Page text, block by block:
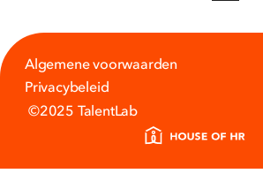
©2025 TalentLab
Algemene voorwaarden
Privacybeleid